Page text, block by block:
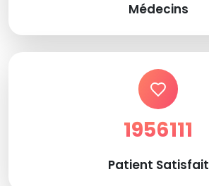
Médecins
1956111
Patient Satisfait